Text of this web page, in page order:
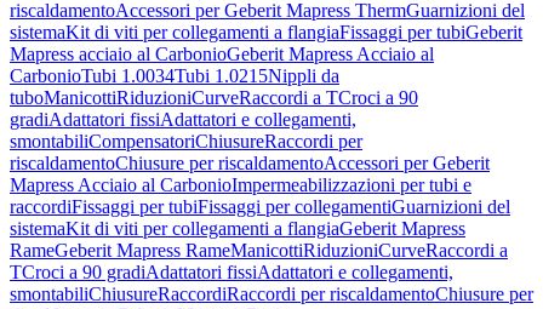
riscaldamentoAccessori per Geberit Mapress ThermGuarnizioni del
sistemaKit di viti per collegamenti a flangiaFissaggi per tubiGeberit
Mapress acciaio al CarbonioGeberit Mapress Acciaio al
CarbonioTubi 1.0034Tubi 1.0215Nippli da
tuboManicottiRiduzioniCurveRaccordi a TCroci a 90
gradiAdattatori fissiAdattatori e collegamenti,
smontabiliCompensatoriChiusureRaccordi per
riscaldamentoChiusure per riscaldamentoAccessori per Geberit
Mapress Acciaio al CarbonioImpermeabilizzazioni per tubi e
raccordiFissaggi per tubiFissaggi per collegamentiGuarnizioni del
sistemaKit di viti per collegamenti a flangiaGeberit Mapress
RameGeberit Mapress RameManicottiRiduzioniCurveRaccordi a
TCroci a 90 gradiAdattatori fissiAdattatori e collegamenti,
smontabiliChiusureRaccordiRaccordi per riscaldamentoChiusure per